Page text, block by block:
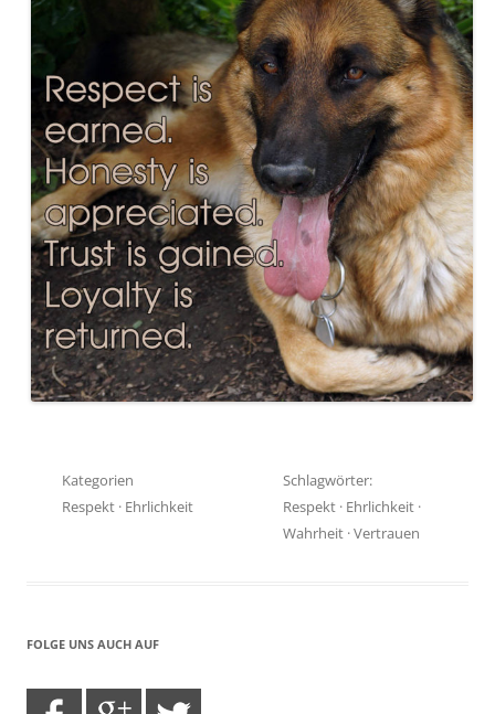
Kategorien
Respekt · Ehrlichkeit
Schlagwörter:
Respekt · Ehrlichkeit ·
Wahrheit ·Vertrauen
FOLGE UNS AUCH AUF